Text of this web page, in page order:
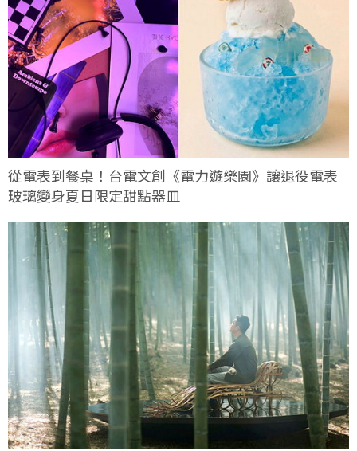
從電表到餐桌！台電文創《電力遊樂園》讓退役電表
玻璃變身夏日限定甜點器皿